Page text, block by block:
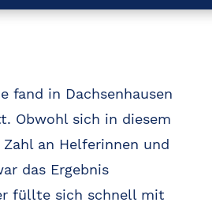
fand in Dachsenhausen
Obwohl sich in diesem
an Helferinnen und
das Ergebnis
füllte sich schnell mit